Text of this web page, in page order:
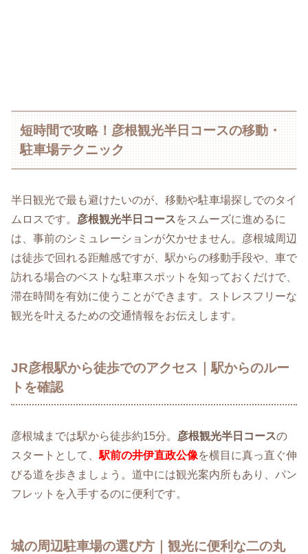
短時間で攻略！彦根観光半日コースの移動・
駐車場テクニック
半日観光で最も避けたいのが、移動や駐車場探しでのタイ
ムロスです。 彦根観光半日コースをスムーズに進めるに
は、事前のシミュレーションが欠かせません。彦根城周辺
は徒歩で回れる距離感ですが、駅からの移動手段や、車で
訪れる場合のベストな駐車スポットを知っておくだけで、
滞在時間を有効に使うことができます。ストレスフリーな
観光を叶えるための交通情報をお伝えします。
JR彦根駅から徒歩でのアクセス｜駅からのルー
トを確認
彦根城までは駅から徒歩約15分。 彦根観光半日コースの
スタートとして、駅前の井伊直政公像を横目に真っ直ぐ伸
びる道を歩きましょう。道中には観光案内所もあり、パン
フレットを入手するのに便利です。
城の周辺駐車場の選び方｜観光に便利な二の丸